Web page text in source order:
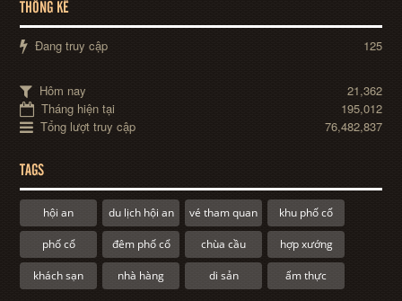
THỐNG KÊ
Đang truy cập 125
Hôm nay
21,362
Tháng hiện tại
195,012
Tổng lượt truy cập
76,482,837
TAGS
hội an du lịch hội an vé tham quan khu phố cổ
phố cổ đêm phố cổ chùa cầu hợp xướng
khách sạn nhà hàng di sản ẩm thực